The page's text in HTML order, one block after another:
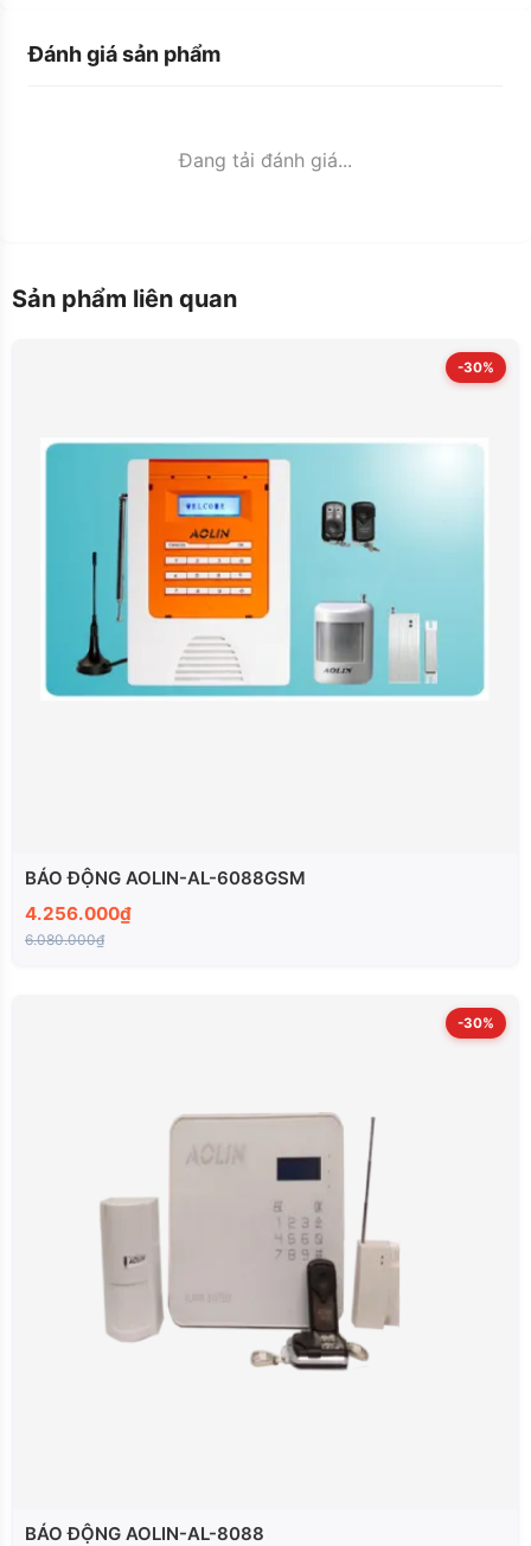
Đánh giá sản phẩm
Đang tải đánh giá...
Sản phẩm liên quan
-30%
BÁO ĐỘNG AOLIN-AL-6088GSM
4.256.000₫
6.080.000₫
-30%
BÁO ĐỘNG AOLIN-AL-8088